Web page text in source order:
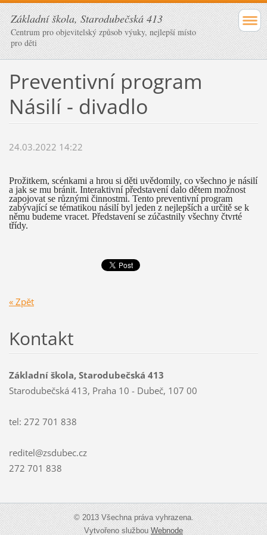
Základní škola, Starodubečská 413
Centrum pro objevitelský způsob výuky, nejlepší místo
pro děti
Preventivní program
Násilí - divadlo
24.03.2022 14:22
Prožitkem, scénkami a hrou si děti uvědomily, co všechno je násilí
a jak se mu bránit. Interaktivní představení dalo dětem možnost
zapojovat se různými činnostmi. Tento preventivní program
zabývající se tématikou násilí byl jeden z nejlepších a určitě se k
němu budeme vracet. Představení se zúčastnily všechny čtvrté
třídy.
« Zpět
Kontakt
Základní škola, Starodubečská 413
Starodubečská 413, Praha 10 - Dubeč, 107 00
tel: 272 701 838
reditel@zsdubec.cz
272 701 838
© 2013 Všechna práva vyhrazena.
Vytvořeno službouWebnode